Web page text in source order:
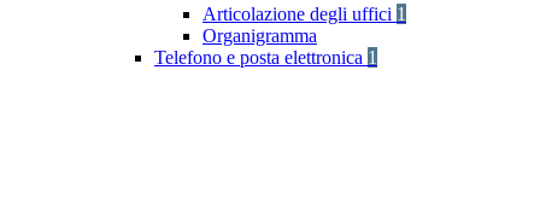
Articolazione degli uffici 1
Organigramma
Telefono e posta elettronica 1